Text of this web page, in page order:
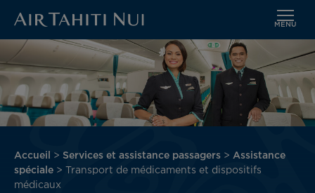
Aller
contenu
principal
MENU
Image
Fil
d'Ariane
Accueil Services et assistance passagers
Assistance
spéciale
Transport de médicaments et dispositifs
médicaux